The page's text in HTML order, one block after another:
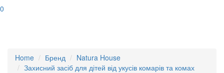
0
Home Бренд
Natura House
Захисний засіб для дітей від укусів комарів та комах